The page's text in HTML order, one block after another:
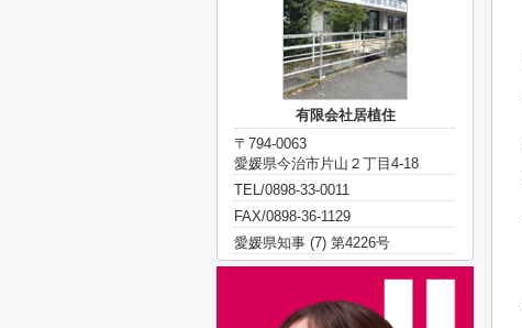
有限会社居植住
〒794-0063
愛媛県今治市片山２丁目4-18
TEL/0898-33-0011
FAX/0898-36-1129
愛媛県知事 (7) 第4226号